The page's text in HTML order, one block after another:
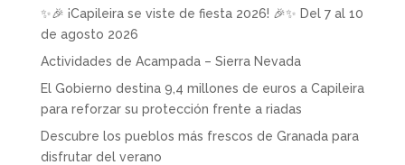
✨🎉 ¡Capileira se viste de fiesta 2026! 🎉✨ Del 7 al 10
de agosto 2026
Actividades de Acampada – Sierra Nevada
El Gobierno destina 9,4 millones de euros a Capileira
para reforzar su protección frente a riadas
Descubre los pueblos más frescos de Granada para
disfrutar del verano